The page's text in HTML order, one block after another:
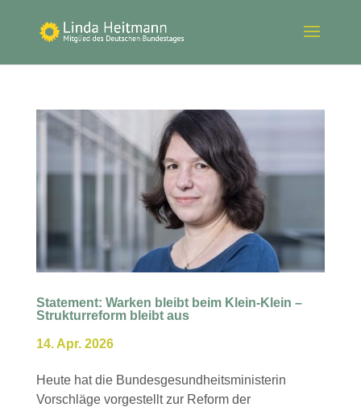
Statement: Warken bleibt beim Klein-Klein –
Strukturreform bleibt aus
14. Apr. 2026
Heute hat die Bundesgesundheitsministerin
Vorschläge vorgestellt zur Reform der